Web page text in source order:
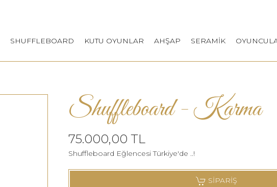
SHUFFLEBOARD KUTU OYUNLAR AHŞAP SERAMİK
Shuffleboard - Karma
75.000,00 TL
Shuffleboard Eğlencesi Türkiye'de ..!
SİPARİŞ